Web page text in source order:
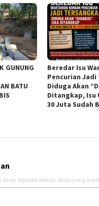
GUNUNG
BATU
Beredar Isu
Pencurian Jadi
Diduga Akan
Ditangkap, Isu
30 Juta Sudah
akan dipublikasikan. Ruas yang